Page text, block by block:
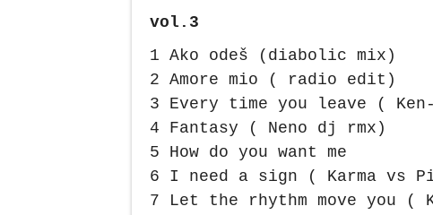
vol.3
1 Ako odeš (diabolic mix)
2 Amore mio ( radio edit)
3 Every time you leave ( Ken-
4 Fantasy ( Neno dj rmx)
5 How do you want me
6 I need a sign ( Karma vs
7 Let the rhythm move you (